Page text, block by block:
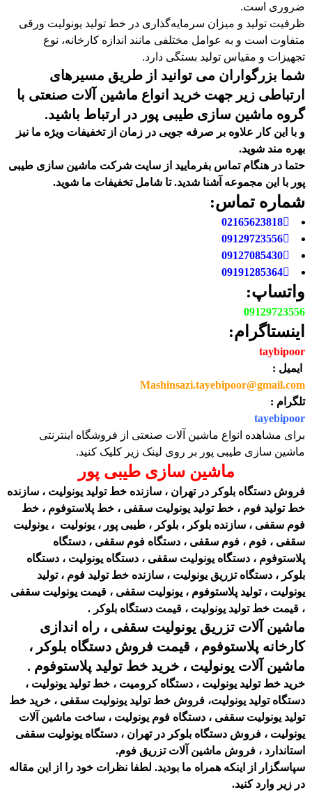
ضروری است.
ظرفیت تولید و میزان سرمایه‌گذاری در خط تولید یونولیت ورقی
متفاوت است و به عوامل مختلفی مانند اندازه کارخانه، نوع
تجهیزات و مقیاس تولید بستگی دارد.
شما بزرگواران می توانید از طریق مسیرهای
ارتباطی زیر جهت خرید انواع ماشین آلات صنعتی با
گروه ماشین سازی طیبی پور در ارتباط باشید.
و با این کار علاوه بر صرفه جویی در زمان از تخفیفات ویژه ما نیز
بهره مند شوید.
حتما در هنگام تماس بفرمایید از سایت شرکت ماشین سازی طیبی
پور با این مجموعه آشنا شدید. تا شامل تخفیفات ما شوید.
شماره تماس:
02165623818
09129723556
09127085430
09191285364
واتساپ:
09129723556
اینستاگرام:
taybipoor
ایمیل :
Mashinsazi.tayebipoor@gmail.com
تلگرام :
tayebipoor
برای مشاهده انواع ماشین آلات صنعتی از فروشگاه اینترنتی
ماشین سازی طیبی پور بر روی لینک زیر کلیک کنید.
ماشین سازی طیبی پور
فروش دستگاه بلوکر در تهران ، سازنده خط تولید یونولیت ، سازنده
خط تولید فوم ، خط تولید یونولیت سقفی ، خط پلاستوفوم ، خط
فوم سقفی ، سازنده بلوکر ، بلوکر ، طیبی پور ، یونولیت ، یونولیت
سقفی ، فوم ، فوم سقفی ، دستگاه فوم سقفی ، دستگاه
پلاستوفوم ، دستگاه یونولیت سقفی ، دستگاه یونولیت ، دستگاه
بلوکر ، دستگاه تزریق یونولیت ، سازنده خط تولید فوم ، تولید
یونولیت ، تولید پلاستوفوم ، یونولیت سقفی ، قیمت یونولیت سقفی
، قیمت خط تولید یونولیت ، قیمت دستگاه بلوکر .
ماشین آلات تزریق یونولیت سقفی ، راه اندازی
کارخانه پلاستوفوم ، قیمت فروش دستگاه بلوکر ،
ماشین آلات یونولیت‌ ، خرید خط تولید پلاستوفوم .
خرید خط تولید یونولیت ، دستگاه کرومیت ، خط تولید یونولیت ،
دستگاه تولید یونولیت، فروش خط تولید یونولیت سقفی ، خرید خط
تولید یونولیت سقفی ، دستگاه فوم یونولیت ، ساخت ماشین آلات
یونولیت ، فروش دستگاه بلوکر در تهران ، دستگاه یونولیت سقفی
استاندارد ، فروش ماشین آلات تزریق فوم.
سپاسگزار از اینکه همراه ما بودید. لطفا نظرات خود را از این مقاله
در زیر وارد کنید.